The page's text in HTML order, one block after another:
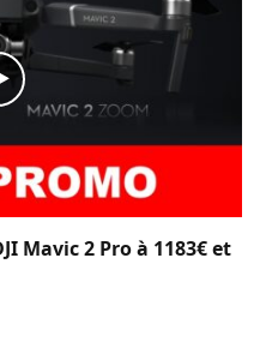
Mavic 2 Pro à 1183€ et